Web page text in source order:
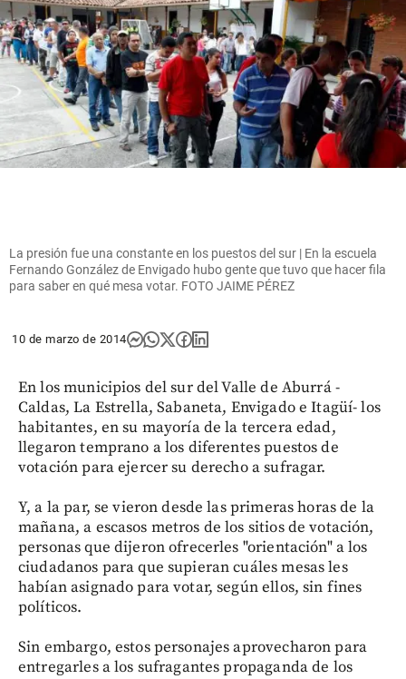
La presión fue una constante en los puestos del sur | En la escuela
Fernando González de Envigado hubo gente que tuvo que hacer fila
para saber en qué mesa votar. FOTO JAIME PÉREZ
10 de marzo de 2014
En los municipios del sur del Valle de Aburrá -
Caldas, La Estrella, Sabaneta, Envigado e Itagüí- los
habitantes, en su mayoría de la tercera edad,
llegaron temprano a los diferentes puestos de
votación para ejercer su derecho a sufragar.
Y, a la par, se vieron desde las primeras horas de la
mañana, a escasos metros de los sitios de votación,
personas que dijeron ofrecerles "orientación" a los
ciudadanos para que supieran cuáles mesas les
habían asignado para votar, según ellos, sin fines
políticos.
Sin embargo, estos personajes aprovecharon para
entregarles a los sufragantes propaganda de los